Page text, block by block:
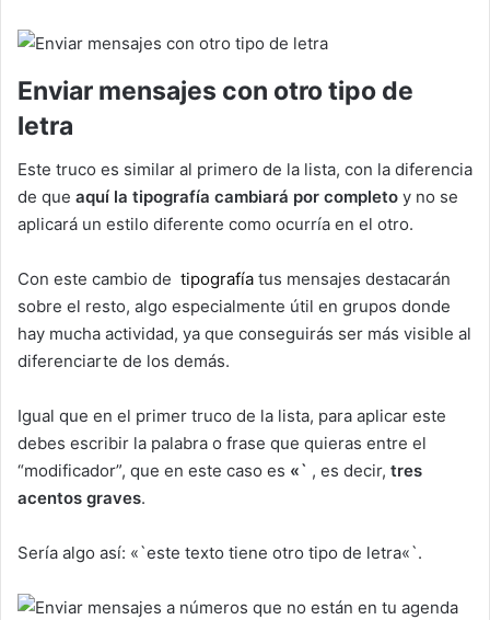
Enviar mensajes con otro tipo de
letra
Este truco es similar al primero de la lista, con la diferencia
de que aquí la tipografía cambiará por completo y no se
aplicará un estilo diferente como ocurría en el otro.
Con este cambio de tipografía tus mensajes destacarán
sobre el resto, algo especialmente útil en grupos donde
hay mucha actividad, ya que conseguirás ser más visible al
diferenciarte de los demás.
Igual que en el primer truco de la lista, para aplicar este
debes escribir la palabra o frase que quieras entre el
“modificador”, que en este caso es «` , es decir, tres
acentos graves.
Sería algo así: «`este texto tiene otro tipo de letra«`.